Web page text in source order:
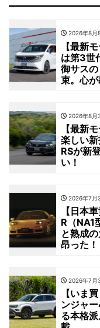
2026年8月
【最新
は第3世
御サス
束。心
2026年8月
【最新
楽しい
RSが新
い！
2026年7月
【日本
R（NA1
と熟成
昂った！
2026年7月
【いま
ンジャ
る本格